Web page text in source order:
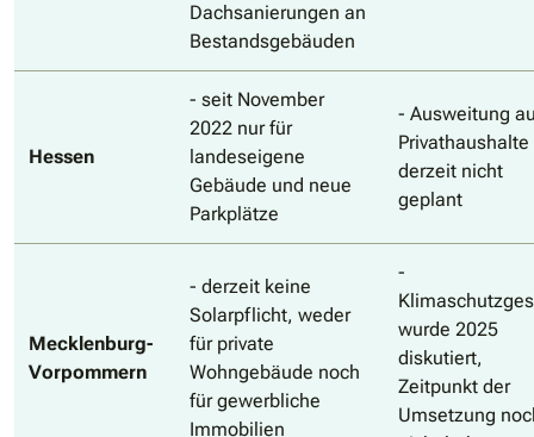
Dachsanierungen an
Bestandsgebäuden
Hessen
- seit November
2022 nur für
landeseigene
Gebäude und neue
Parkplätze
- Ausweitung
Privathaushalte
derzeit nicht
geplant
Mecklenburg-
Vorpommern
- derzeit keine
Solarpflicht, weder
für private
Wohngebäude noch
für gewerbliche
Immobilien
-
wurde 2025
diskutiert,
Zeitpunkt der
Umsetzung